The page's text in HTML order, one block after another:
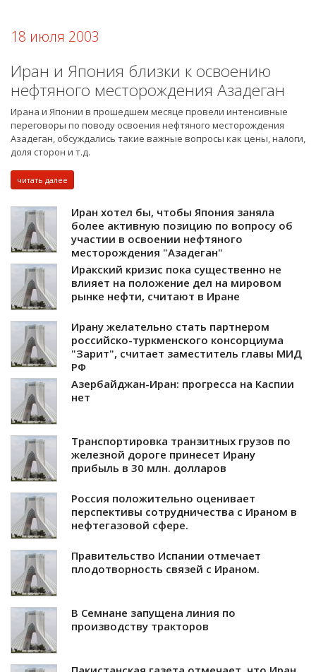
18 июля 2003
Иран и Япония близки к освоению
нефтяного месторождения Азадеган
Ирана и Японии в прошедшем месяце провели интенсивные
переговоры по поводу освоения нефтяного месторождения
Азадеган, обсуждались такие важные вопросы как цены, налоги,
доля сторон и т.д.
читать далее
Иран хотел бы, чтобы Япония заняла
более активную позицию по вопросу об
участии в освоении нефтяного
месторождения "Азадеган"
Иракский кризис пока существенно не
влияет на положение дел на мировом
рынке нефти, считают в Иране
Ирану желательно стать партнером
российско-туркменского консорциума
"Зарит", считает заместитель главы МИД
РФ
Азербайджан-Иран: прогресса на Каспии
нет
Транспортировка транзитных грузов по
железной дороге принесет Ирану
прибыль в 30 млн. долларов
Россия положительно оценивает
перспективы сотрудничества с Ираном в
нефтегазовой сфере.
Правительство Испании отмечает
плодотворность связей с Ираном.
В Семнане запущена линия по
производству тракторов